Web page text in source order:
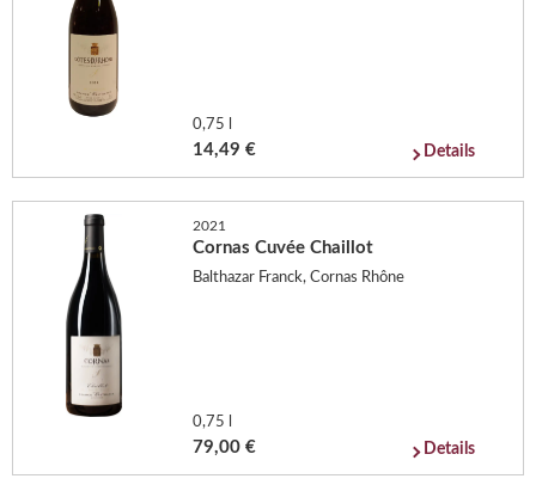
0,75 l
14,49 € Details
2021
Cornas Cuvée Chaillot
Balthazar Franck, Cornas Rhône
0,75 l
79,00 € Details